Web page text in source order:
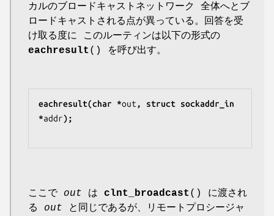
カルのブロードキャストネットワーク 全体へとブ
ロードキャストされる点が異っている。回答を受
け取る度に このルーティンは以下の形式の
eachresult () を呼び出す。
eachresult(char *out , struct sockaddr_in
*addr);
ここで out は clnt_broadcast () に渡され
る out と同じであるが、リモートプロシージャ